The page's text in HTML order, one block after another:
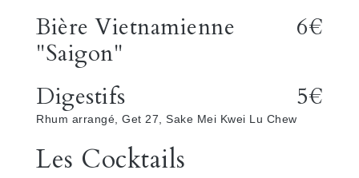
Bière Vietnamienne
"Saigon"
6€
Digestifs 5€
Rhum arrangé, Get 27, Sake Mei Kwei Lu Chew
Les Cocktails